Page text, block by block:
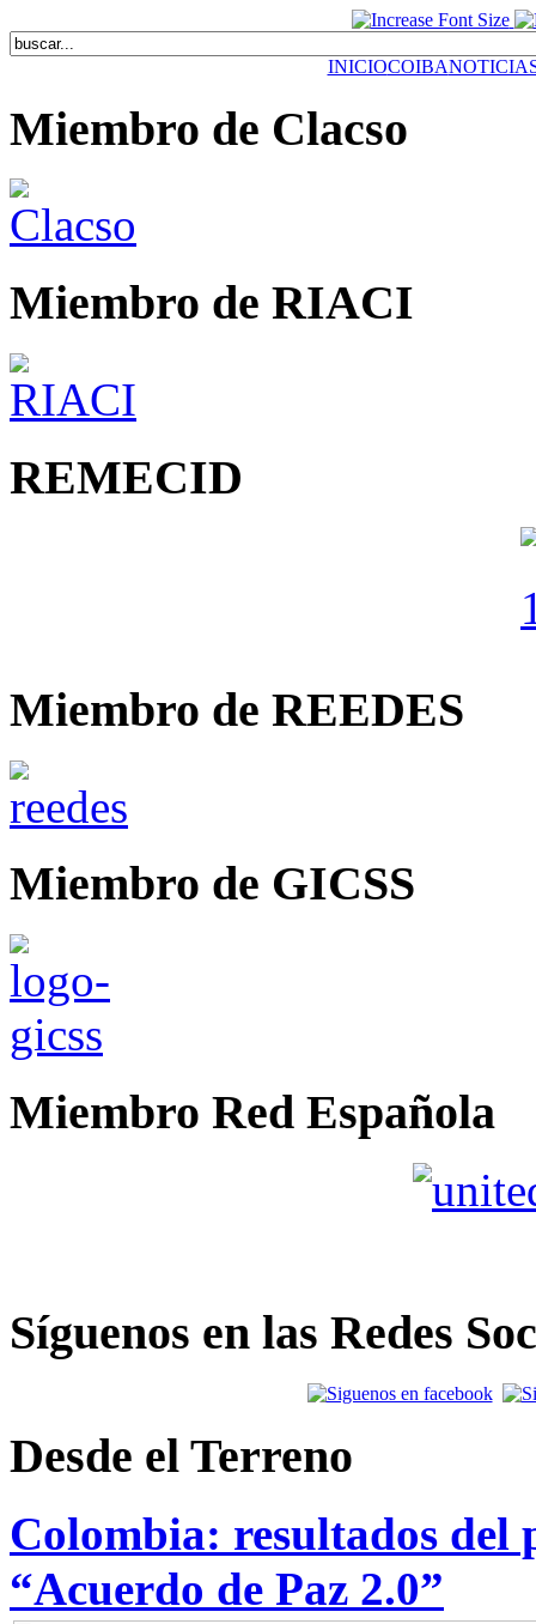
INICIOCOIBA
Miembro de Clacso
Miembro de RIACI
REMECID
Miembro de REEDES
Miembro de GICSS
Miembro Red Española
Síguenos en las Redes
Desde el Terreno
Colombia: resultados del
“Acuerdo de Paz 2.0”